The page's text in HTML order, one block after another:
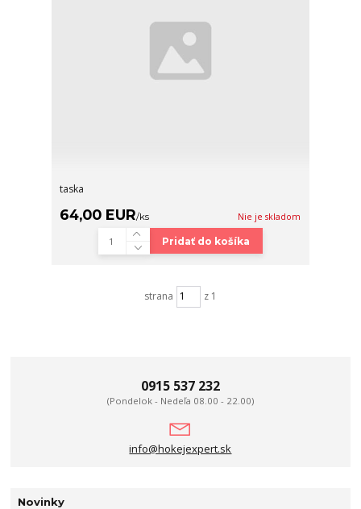
taska
64,00 EUR/ks Nie je skladom
Pridať do košíka
strana z 1
0915 537 232
(Pondelok - Nedeľa 08.00 - 22.00)
info@hokejexpert.sk
Novinky